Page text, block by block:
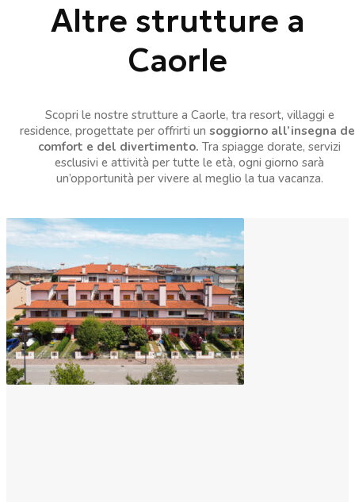
Altre strutture a
Caorle
Scopri le nostre strutture a Caorle, tra resort, villaggi e
residence, progettate per offrirti un soggiorno all’insegna
comfort e del divertimento. Tra spiagge dorate, servizi
esclusivi e attività per tutte le età, ogni giorno sarà
un’opportunità per vivere al meglio la tua vacanza.